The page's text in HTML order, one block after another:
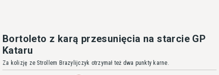
Bortoleto z karą przesunięcia na starcie GP
Kataru
Za kolizję ze Strollem Brazylijczyk otrzymał też dwa punkty karne.